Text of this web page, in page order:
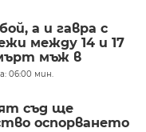
а и гавра с
между 14 и 17
мъж в
06:00 мин.
съд ще
оспорването